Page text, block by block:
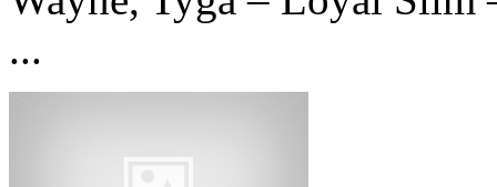
...